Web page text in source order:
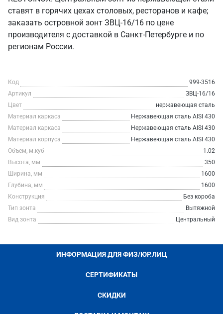
ставят в горячих цехах столовых, ресторанов и кафе;
заказать островной зонт ЗВЦ-16/16 по цене
производителя с доставкой в Санкт‑Петербурге и по
регионам России.
Код
999-3516
Артикул
ЗВЦ-16/16
Цвет
нержавеющая сталь
Материал каркаса
Нержавеющая сталь AISI 430
Материал каркаса
Нержавеющая сталь AISI 430
Материал корпуса
Нержавеющая сталь AISI 430
Объем, м.куб
1.02
Высота, мм
350
Ширина, мм
1600
Глубина, мм
1600
Конструкция
Без короба
Тип зонта
Вытяжной
Вид зонта
Центральный
ИНФОРМАЦИЯ ДЛЯ ФИЗ/ЮР.ЛИЦ
СЕРТИФИКАТЫ
СКИДКИ